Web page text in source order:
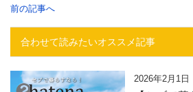
前の記事へ
合わせて読みたいオススメ記事
2026年2月1日